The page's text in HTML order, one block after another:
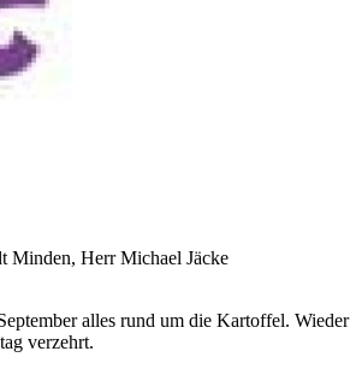
Minden, Herr Michael Jäcke
alles rund um die Kartoffel.
verzehrt.